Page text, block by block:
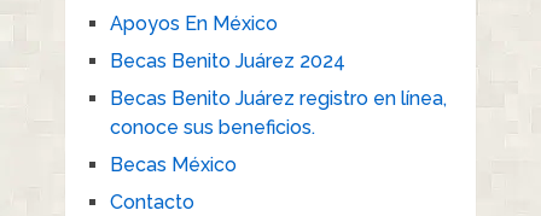
Apoyos En México
Becas Benito Juárez 2024
Becas Benito Juárez registro en línea,
conoce sus beneficios.
Becas México
Contacto